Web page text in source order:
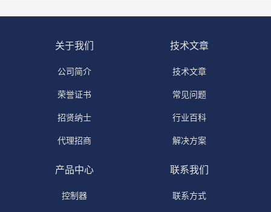
关于我们
公司简介
荣誉证书
招贤纳士
代理招商
技术文章
技术文章
常见问题
行业百科
解决方案
产品中心
控制器
联系我们
联系方式